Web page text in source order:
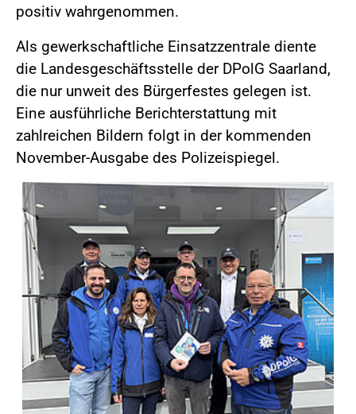
positiv wahrgenommen.
Als gewerkschaftliche Einsatzzentrale diente
die Landesgeschäftsstelle der DPolG Saarland,
die nur unweit des Bürgerfestes gelegen ist.
Eine ausführliche Berichterstattung mit
zahlreichen Bildern folgt in der kommenden
November-Ausgabe des Polizeispiegel.